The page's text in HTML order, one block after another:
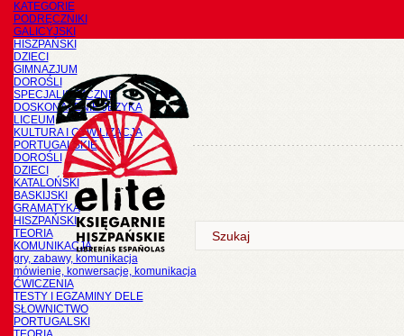
KATEGORIE
PODRĘCZNIKI
GALICYJSKI
HISZPAŃSKI
DZIECI
GIMNAZJUM
DOROŚLI
SPECJALISTYCZNE
DOSKONALENIE JĘZYKA
LICEUM
KULTURA I CYWILIZACJA
PORTUGALSKIE
DOROŚLI
DZIECI
KATALOŃSKI
BASKIJSKI
GRAMATYKA
HISZPAŃSKI
TEORIA
KOMUNIKACJA
gry, zabawy, komunikacja
mówienie, konwersacje, komunikacja
ĆWICZENIA
TESTY I EGZAMINY DELE
SŁOWNICTWO
PORTUGALSKI